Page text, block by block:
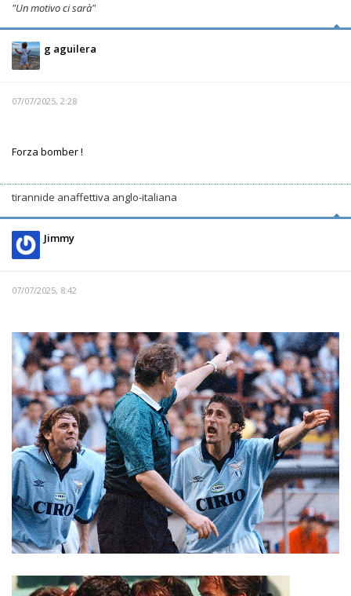
"Un motivo ci sarà"
g aguilera
07/07/2025, 2:28
Forza bomber !
tirannide anaffettiva anglo-italiana
Jimmy
07/07/2025, 8:42